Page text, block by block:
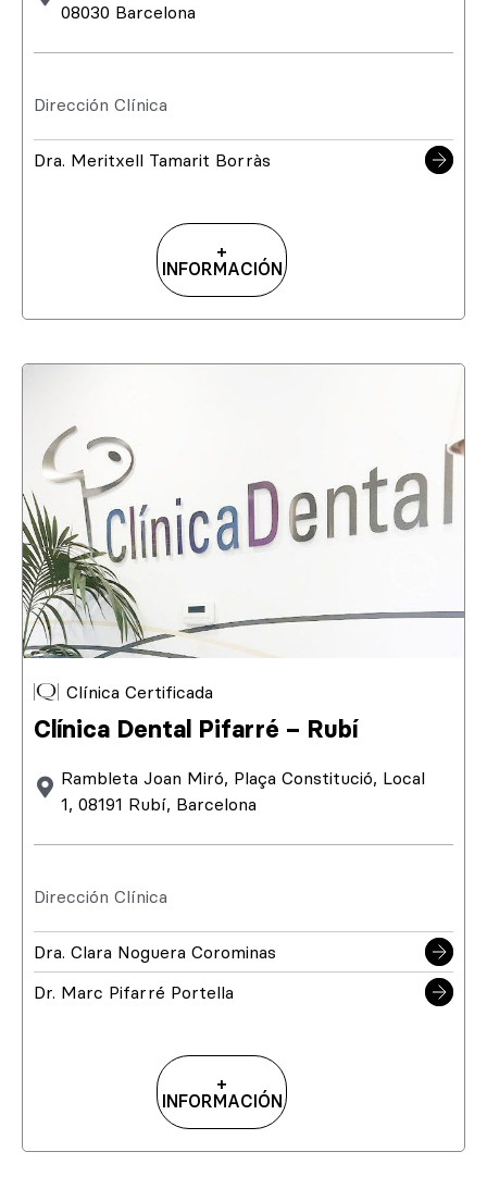
08030 Barcelona
Dirección Clínica
Dra. Meritxell Tamarit Borràs
+
INFORMACIÓN
Clínica Certificada
Clínica Dental Pifarré – Rubí
Rambleta Joan Miró, Plaça Constitució, Local
1, 08191 Rubí, Barcelona
Dirección Clínica
Dra. Clara Noguera Corominas
Dr. Marc Pifarré Portella
+
INFORMACIÓN